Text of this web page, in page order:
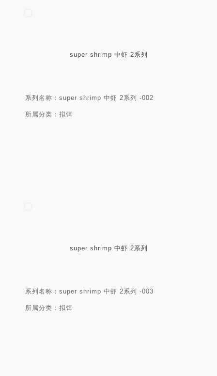
super shrimp 中虾 2系列
系列名称：super shrimp 中虾 2系列 -002
所属分类：拟饵
super shrimp 中虾 2系列
系列名称：super shrimp 中虾 2系列 -003
所属分类：拟饵